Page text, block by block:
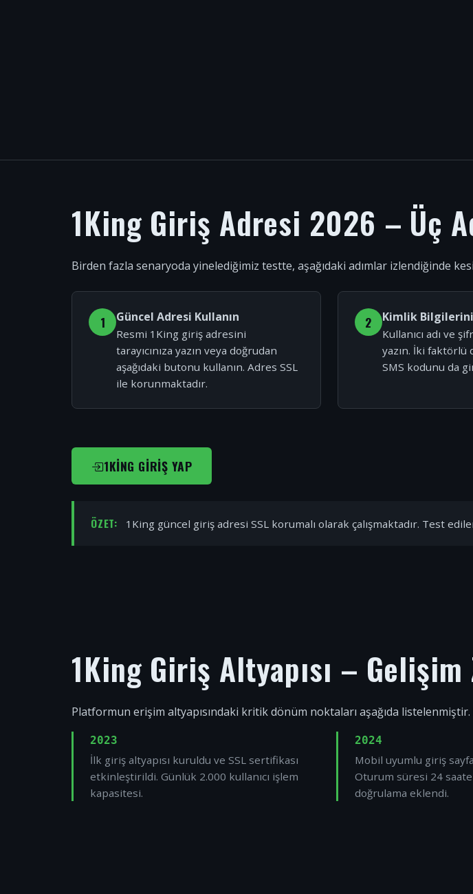
1King Giriş Adresi 2026 – Üç
Birden fazla senaryoda yinelediğimiz testte, aşağıdaki adımlar izlendiğinde
1 Güncel Adresi Kullanın
Resmi 1King giriş adresini
tarayıcınıza yazın veya doğrudan
aşağıdaki butonu kullanın. Adres SSL
ile korunmaktadır.
2 Kimlik
Kullanıcı adı ve
yazın. İki faktörlü
SMS kodunu da
1KING GIRIŞ YAP
ÖZET: 1King güncel giriş adresi SSL korumalı olarak çalışmaktadır. Test
1King Giriş Altyapısı –
Platformun erişim altyapısındaki kritik dönüm noktaları aşağıda
2023
İlk giriş altyapısı kuruldu ve SSL sertifikası
etkinleştirildi. Günlük 2.000 kullanıcı işlem
kapasitesi.
2024
Mobil uyumlu giriş
Oturum süresi 24 saate
doğrulama eklendi.